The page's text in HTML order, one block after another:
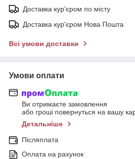
Доставка кур'єром по місту
Доставка кур'єром Нова Пошта
Всі умови доставки
Умови оплати
Ви отримаєте замовлення
або гроші повернуться на вашу
Детальніше
Післяплата
Оплата на рахунок